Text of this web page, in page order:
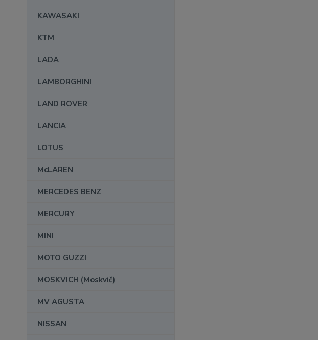
KAWASAKI
KTM
LADA
LAMBORGHINI
LAND ROVER
LANCIA
LOTUS
McLAREN
MERCEDES BENZ
MERCURY
MINI
MOTO GUZZI
MOSKVICH (Moskvič)
MV AGUSTA
NISSAN